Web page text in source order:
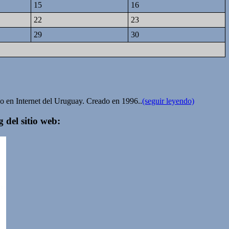
15
16
22
23
29
30
en Internet del Uruguay. Creado en 1996..(seguir leyendo)
del sitio web: